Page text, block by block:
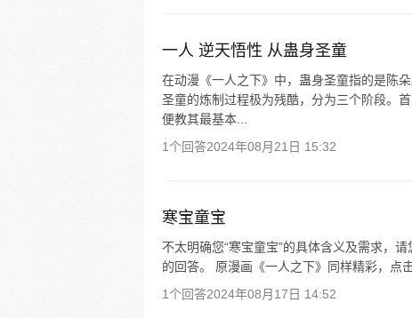
一人 逆天悟性 从蛊身圣童
在动漫《一人之下》中，蛊身圣童指的是陈
圣童的炼制过程极为残酷，分为三个阶段。
便教其最基本...
1个回答2024年08月21日 15:32
寒宝童宝
不太明确您“寒宝童宝”的具体含义及需求，
的回答。 原漫画《一人之下》同样精彩，点
1个回答2024年08月17日 14:52